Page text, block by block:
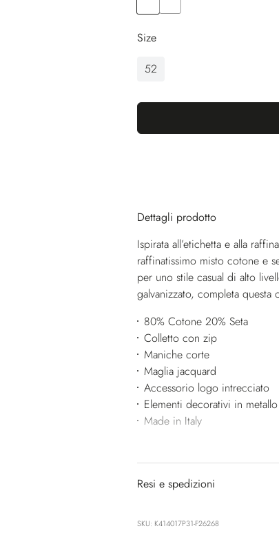
Size
52
Dettagli prodotto
Ispirata all’etichetta e alla
raffinatissimo misto cotone e
per uno stile casual di alto
galvanizzato, completa questa
80% Cotone 20% Seta
Colletto con zip
Maniche corte
Maglia jacquard
Accessorio logo intrecciato
Elementi decorativi in
Made in Italy
Resi e spedizioni
SKU: K414017P31-F26268